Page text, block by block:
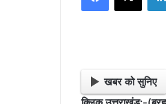
खबर को सुनिए